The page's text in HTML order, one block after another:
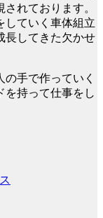
れております。
していく車体組立
長してきた欠かせ
の手で作っていく
を持って仕事をし